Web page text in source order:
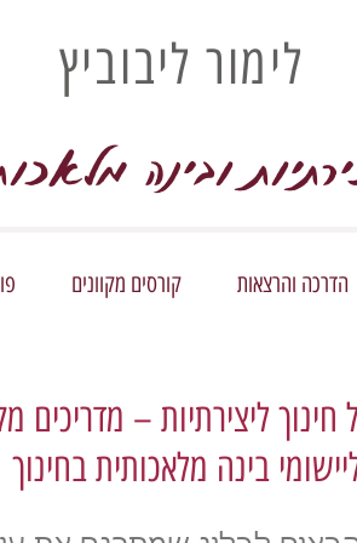
ובינה
לימור ליבוביץ
הדרכה והרצאות קורסים מקוונים
ליצירתיות – מדריכים
בינה מלאכותית בחינוך